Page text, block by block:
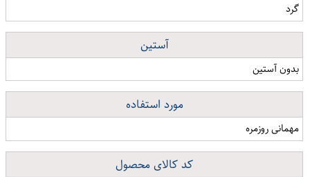
گرد
آستین
بدون آستین
مورد استفاده
مهمانی روزمره
کد کالای محصول